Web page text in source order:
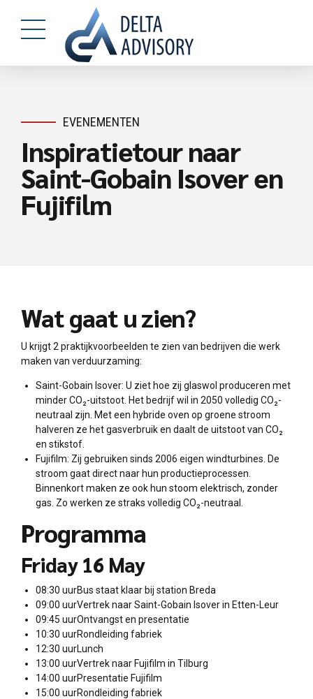
EVENEMENTEN
Inspiratietour naar
Saint-Gobain Isover en
Fujifilm
Wat gaat u zien?
U krijgt 2 praktijkvoorbeelden te zien van bedrijven die werk
maken van verduurzaming:
Saint-Gobain Isover: U ziet hoe zij glaswol produceren met
minder CO₂-uitstoot. Het bedrijf wil in 2050 volledig CO₂-
neutraal zijn. Met een hybride oven op groene stroom
halveren ze het gasverbruik en daalt de uitstoot van CO₂
en stikstof.
Fujifilm: Zij gebruiken sinds 2006 eigen windturbines. De
stroom gaat direct naar hun productieprocessen.
Binnenkort maken ze ook hun stoom elektrisch, zonder
gas. Zo werken ze straks volledig CO₂-neutraal.
Programma
Friday 16 May
08:30 uurBus staat klaar bij station Breda
09:00 uurVertrek naar Saint-Gobain Isover in Etten-Leur
09:45 uurOntvangst en presentatie
10:30 uurRondleiding fabriek
12:30 uurLunch
13:00 uurVertrek naar Fujifilm in Tilburg
14:00 uurPresentatie Fujifilm
15:00 uurRondleiding fabriek